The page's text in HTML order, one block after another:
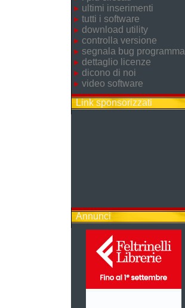
ultimi inserimenti
tutti i software
download utility
controlla versione
segnala bug programma
dettaglio licenze
dicono di noi
video software
Link sponsorizzati
Annunci